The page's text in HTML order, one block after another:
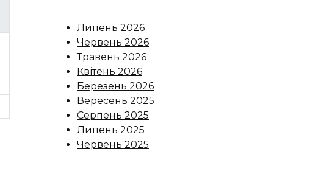
Липень 2026
Червень 2026
Травень 2026
Квітень 2026
Березень 2026
Вересень 2025
Серпень 2025
Липень 2025
Червень 2025